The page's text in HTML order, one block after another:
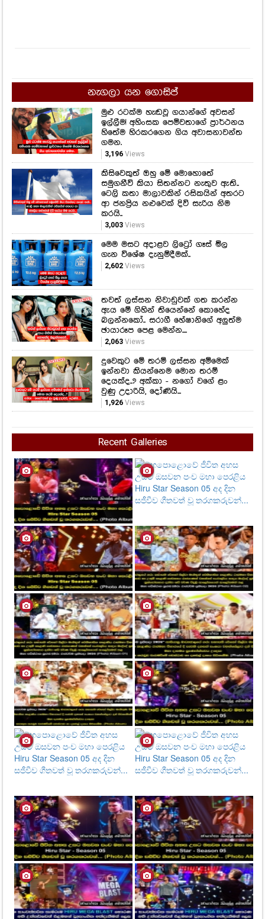
නැගලා යන ගොසිප්
මුළු රටක්ම හැඬවූ ගයාන්ගේ අවසන්
ඉල්ලීම! අහිංසක පෙම්වතාගේ ප්‍රාර්ථනය
හිතේම හිරකරගෙන ගිය අවාසනාවන්ත
ගමන.
3,196Views
කිසිවෙකුත් ඔහු මේ මොහොතේ
සමුගනීවි කියා සිතන්නට නැතුව ඇති..
ටෙලි කතා මාලාවකින් රසිකයින් අතරට
ආ ජනප්‍රිය නළුවෙක් දිවි සැරිය නිම
කරයි..
3,003Views
මෙම මසට අදාළව ලිට්‍රෝ ගෑස් මිල
ගැන විශේෂ දැනුම්දීමක්..
2,602Views
තවත් ලස්සන නිවාඩුවක් ගත කරන්න
ඇය මේ ගිහින් තියෙන්නේ කොහේද
බලන්නකෝ.. සරාගී හේෂානිගේ අලුත්ම
ඡායාරූප පෙළ මෙන්න....
2,063Views
දුවෙකුට මේ තරම් ලස්සන අම්මෙක්
ඉන්නවා කියන්නෙම මොන තරම්
දෙයක්ද..? අක්කා - නගෝ වගේ ළං
වුණු උදාරියි, දෝණියි...
1,926Views
Recent Galleries